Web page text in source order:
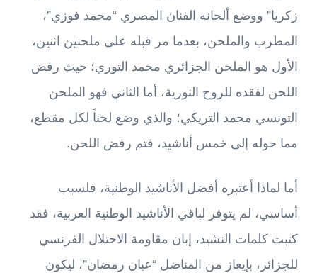
زكريا” ووضع ألحانه الفنان المصري “محمد فوزي”،
المطرب والملحن، بعدما مر قبله على ملحنين اثنين،
الأول هو الملحن الجزائري محمد التوري؛ حيث رفض
اللحن لفقده للروح الثورية، أما الثاني فهو الملحن
التونسي محمد التريكي؛ والذي وضع لحناً لكل مقطع،
مما حوله إلى خمس أناشيد، فتم رفض اللحن.
أما لماذا أعتبره أفضل الأناشيد الوطنية، فلسبب
أساسي، لم يتوفر لباقي الأناشيد الوطنية العربية، فقد
كتبت كلمات النشيد، إبان مقاومة الاحتلال الفرنسي
للجزائر، بإيعاز من المناضل “عبان رمضان”، ليكون